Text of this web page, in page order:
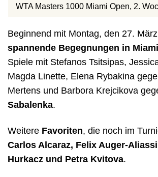
WTA Masters 1000 Miami Open, 2.
Beginnend mit Montag, den 27.
spannende Begegnungen in Miami
Spiele mit Stefanos Tsitsipas,
Magda Linette, Elena Rybakina
Mertens und Barbora Krejcikova
Sabalenka.
Weitere Favoriten, die noch im
Carlos Alcaraz, Felix Auger-
Hurkacz und Petra Kvitova.